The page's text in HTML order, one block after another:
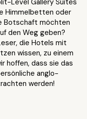
Level Gallery Suites
Himmelbetten oder
Botschaft möchten
den Weg geben?
die Hotels mit
wissen, zu einem
hoffen, dass sie das
anglo-
werden!